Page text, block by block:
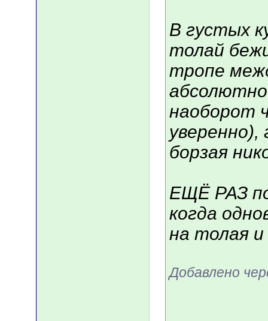
В густых
толай
тропе
наоборот
уверенно),
борзая
ЕЩЁ РАЗ
когда
на толая и
Добавлено